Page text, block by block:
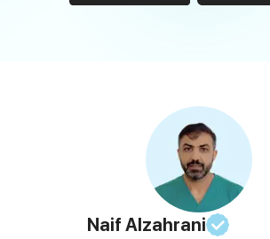
Naif Alzahrani